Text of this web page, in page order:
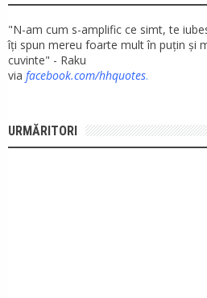
"N-am cum s-amplific ce simt, te
îți spun mereu foarte mult în puțin și
cuvinte" - Raku
via facebook.com/hhquotes.
URMĂRITORI